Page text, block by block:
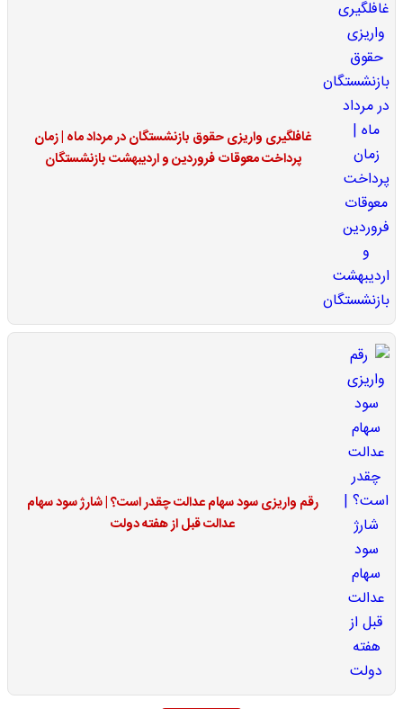
غافلگیری واریزی حقوق بازنشستگان در مرداد ماه | زمان
پرداخت معوقات فروردین و اردیبهشت بازنشستگان
رقم واریزی سود سهام عدالت چقدر است؟ | شارژ سود سهام
عدالت قبل از هفته دولت